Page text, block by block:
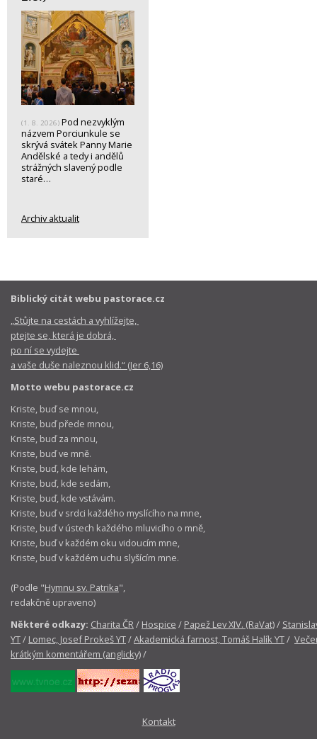
(1. 8. 2026) Pod nezvyklým
názvem Porciunkule se
skrývá svátek Panny Marie
Andělské a tedy i andělů
strážných slavený podle
staré…
Archiv aktualit
Biblický citát webu pastorace.cz
„Stůjte na cestách a vyhlížejte,
ptejte se, která je dobrá,
po ní se vydejte
a vaše duše naleznou klid.“ (Jer 6,16)
Motto webu pastorace.cz
Kriste, buď se mnou,
Kriste, buď přede mnou,
Kriste, buď za mnou,
Kriste, buď ve mně.
Kriste, buď, kde lehám,
Kriste, buď, kde sedám,
Kriste, buď, kde vstávám.
Kriste, buď v srdci každého myslícího na mne,
Kriste, buď v ústech každého mluvicího o mně,
Kriste, buď v každém oku vidoucím mne,
Kriste, buď v každém uchu slyšícím mne.
(Podle "Hymnu sv. Patrika",
redakčně upraveno)
Některé odkazy: Charita ČR/ Hospice / Papež Lev XIV. (RaVat)/
YT/ Lomec, Josef Prokeš YT/Akademická farnost, Tomáš Halík YT/
krátkým komentářem (anglicky)/
Kontakt